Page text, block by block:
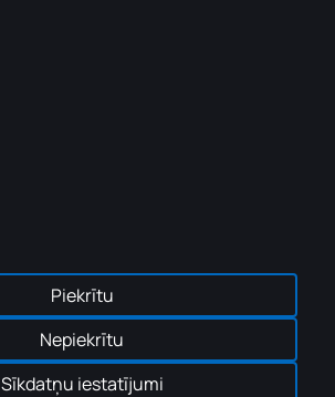
Piekrītu
Nepiekrītu
Sīkdatņu iestatījumi